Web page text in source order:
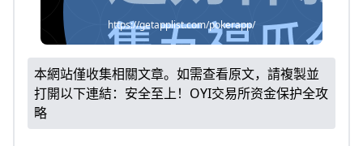
https://getapplist.com/pokerapp/
本網站僅收集相關文章。如需查看原文，請複製並
打開以下連結： 安全至上！OYI交易所资金保护全攻
略